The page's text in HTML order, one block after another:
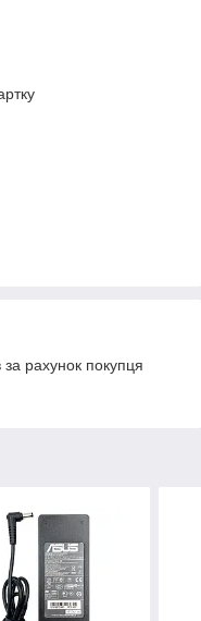
рахунок покупця